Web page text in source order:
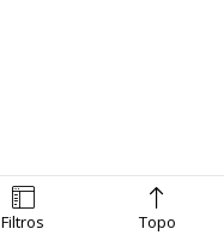
Filtros Topo